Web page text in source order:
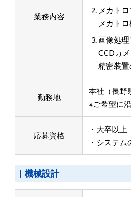
業務内容
メカト
メカト
画像処
CCDカ
精密装
勤務地
本社（長野
※ご希望に
応募資格
・大卒以上
・システ
機械設計